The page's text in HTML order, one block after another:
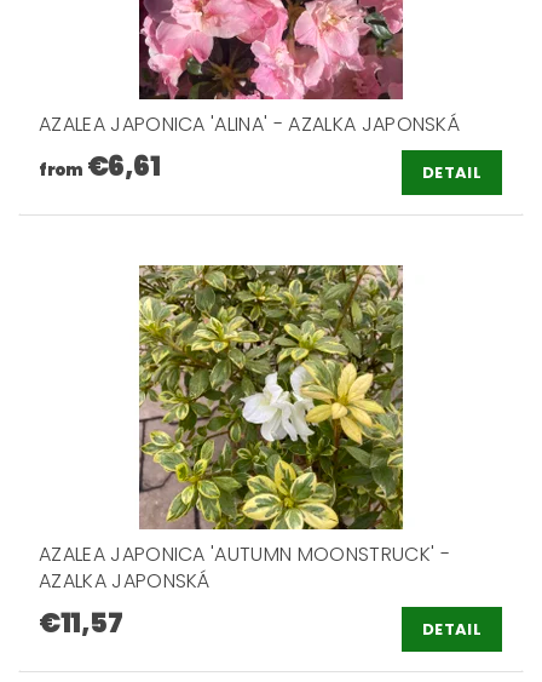
AZALEA JAPONICA 'ALINA' - AZALKA JAPONSKÁ
from €6,61 DETAIL
AZALEA JAPONICA 'AUTUMN MOONSTRUCK' -
AZALKA JAPONSKÁ
€11,57 DETAIL